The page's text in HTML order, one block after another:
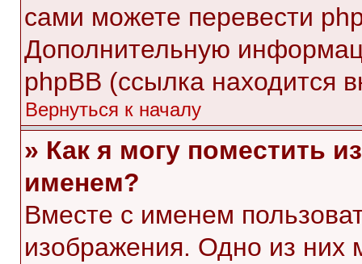
сами можете перевести
Дополнительную
phpBB (ссылка находится
Вернуться к началу
» Как я могу поместить
именем?
Вместе с именем
изображения. Одно из них